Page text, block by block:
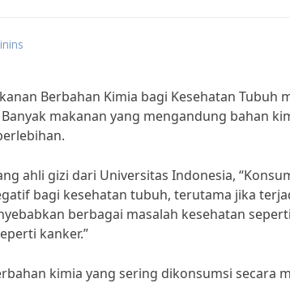
Berbahan Kimia bagi Kesehatan Tubuh
makanan yang mengandung bahan
ahli gizi dari Universitas Indonesia,
bagi kesehatan tubuh, terutama jika
berbagai masalah kesehatan
kanker.”
kimia yang sering dikonsumsi secara